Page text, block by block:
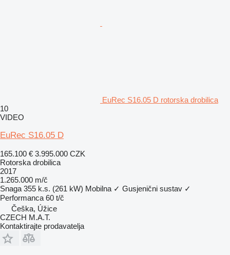
EuRec S16.05 D rotorska drobilica
10
VIDEO
EuRec S16.05 D
165.100 € 3.995.000 CZK
Rotorska drobilica
2017
1.265.000 m/č
Snaga 355 k.s. (261 kW) Mobilna ✓ Gusjenični sustav ✓
Performanca 60 t/č
Češka, Úžice
CZECH M.A.T.
Kontaktirajte prodavatelja